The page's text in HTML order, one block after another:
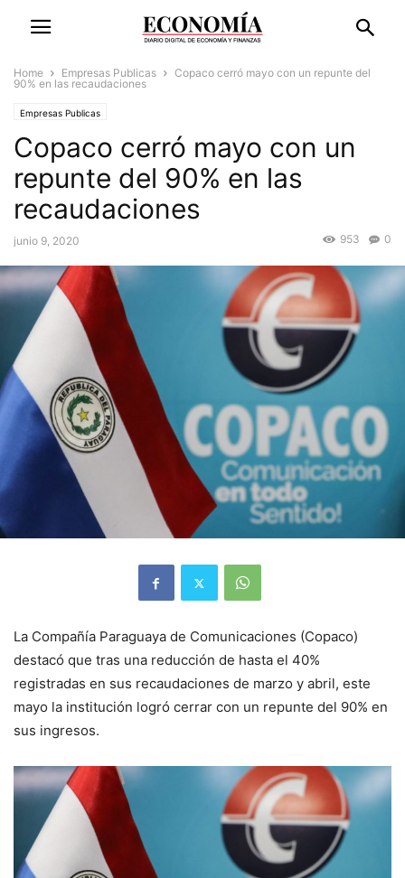
Home Empresas Publicas
Copaco cerró mayo con un repunte del
90% en las recaudaciones
Empresas Publicas
Copaco cerró mayo con un
repunte del 90% en las
recaudaciones
junio 9, 2020 0
953
La Compañía Paraguaya de Comunicaciones (Copaco)
destacó que tras una reducción de hasta el 40%
registradas en sus recaudaciones de marzo y abril, este
mayo la institución logró cerrar con un repunte del 90% en
sus ingresos.